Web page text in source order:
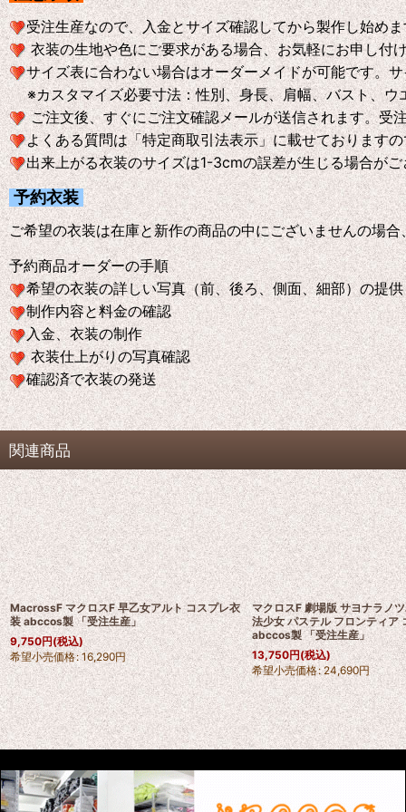
受注生産なので、入金とサイズ確認してから製作し始め
衣装の生地や色にご要求がある場合、お気軽にお申し付
サイズ表に合わない場合はオーダーメイドが可能です。
※カスタマイズ必要寸法：性別、身長、肩幅、バスト、ウ
ご注文後、すぐにご注文確認メールが送信されます。受
よくある質問は「特定商取引法表示」に載せております
出来上がる衣装のサイズは1-3cmの誤差が生じる場合が
予約衣装
ご希望の衣装は在庫と新作の商品の中にございませんの場
予約商品オーダーの手順
希望の衣装の詳しい写真（前、後ろ、側面、細部）の提供
制作内容と料金の確認
入金、衣装の制作
衣装仕上がりの写真確認
確認済で衣装の発送
関連商品
MacrossF マクロスF 早乙女アルト コスプレ衣
装 abccos製 「受注生産」
9,750円(税込)
希望小売価格: 16,290円
マクロスF 劇場版 サヨナラノ
法少女 パステル フロンティア
abccos製 「受注生産」
13,750円(税込)
希望小売価格: 24,690円